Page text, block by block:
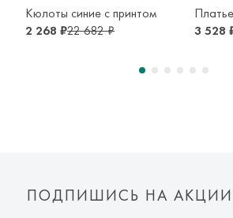
транспортной компании. Доставка
по тарифам транспортной компании.
Оплата осуществляется онлайн
Кюлоты синие с принтом
2 268 ₽22 682 ₽
3 528
ПОДПИШИСЬ НА